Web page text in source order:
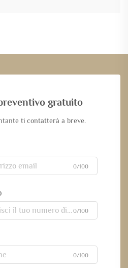
gratuito
ti contatterà a breve.
0/100
0/100
0/100